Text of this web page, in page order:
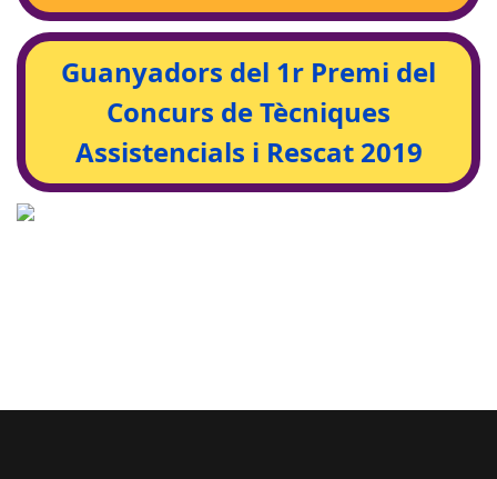
Guanyadors del 1r Premi del
Concurs de Tècniques
Assistencials i Rescat 2019